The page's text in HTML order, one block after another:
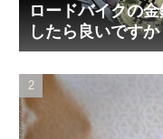
ロードバイクの
したら良いです